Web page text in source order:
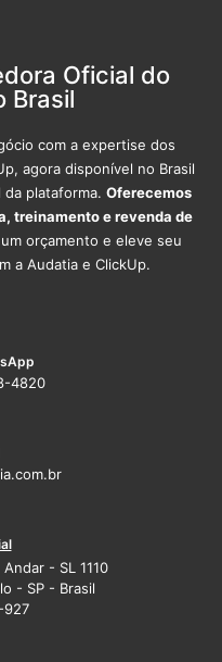
Oficial do
Brasil
com a expertise dos
agora disponível no Brasil
plataforma. Oferecemos
treinamento e revenda de
orçamento e eleve seu
a Audatia e ClickUp.
4820
Andar - SL 1110
- SP - Brasil
927